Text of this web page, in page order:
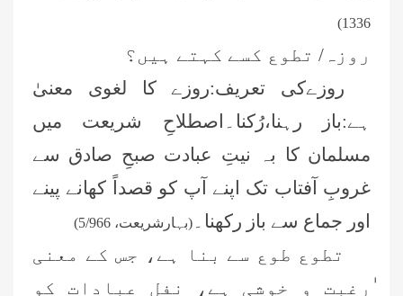
1336)
روزہ/ تطوع کسے کہتے ہیں؟
روزےکی تعریف:روزے کا لغوی معنیٰ
ہے:باز رہنا،رُکنا۔اصطلاحِ شریعت میں
مسلمان کا بہ نیتِ عبادت صبحِ صادق سے
غروبِ آفتاب تک اپنے آپ کو قصداً کھانے پینے
اور جماع سے باز رکھنا۔ (بہارشریعت، 5/966)
تطوع طوع سے بنا ہے، جس کے معنی
ٰرغبت و خوشی ہے، نفل عبادات کو